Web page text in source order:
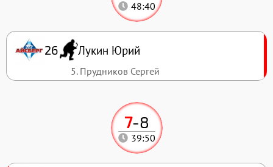
7-8
39:50
48:40
26 Лукин Юрий
5. Прудников Сергей